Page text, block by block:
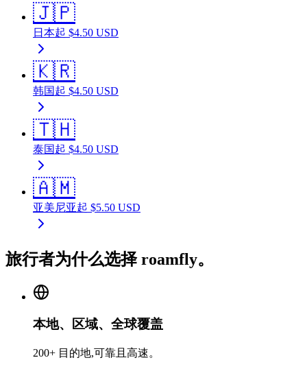
🇯🇵
日本起 $4.50 USD
🇰🇷
韩国起 $4.50 USD
🇹🇭
泰国起 $4.50 USD
🇦🇲
亚美尼亚起 $5.50 USD
旅行者为什么选择 roamfly。
本地、区域、全球覆盖
200+ 目的地,可靠且高速。